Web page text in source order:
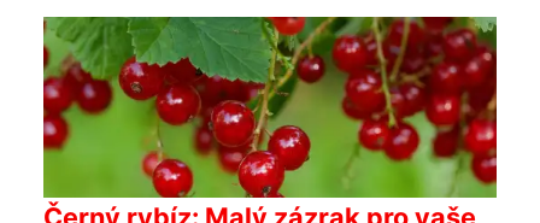
Černý rybíz: Malý zázrak pro vaše